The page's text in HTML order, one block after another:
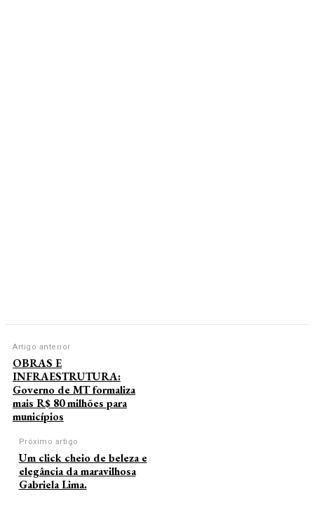
Artigo anterior
OBRAS E
INFRAESTRUTURA:
Governo de MT formaliza
mais R$ 80 milhões para
municípios
Próximo artigo
Um click cheio de beleza e
elegância da maravilhosa
Gabriela Lima.